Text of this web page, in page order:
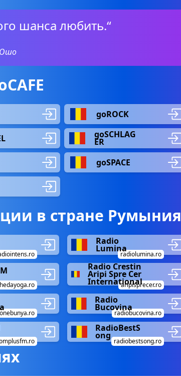
шанса любить.“
Ошо
goROCK
goSCHLAG
ER
goSPACE
в стране Румыния
Radio
Lumina
radiolumina.ro
Radio Crestin
Aripi Spre Cer
International
aripisprecer.ro
Radio
Bucovina
radiobucovina.ro
RadioBestS
ong
radiobestsong.ro